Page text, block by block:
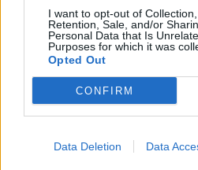
I want to opt-out of Collection,
Retention, Sale, and/or
Personal Data that Is
Purposes for which it was
Opted Out
CONFIRM
Data Deletion Data
Ελλάδα
Ώρα να μπερδευτούμε
ρολόγια μία ώρα πίσω